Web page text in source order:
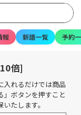
報 新譜一覧 予約
倍]
れるだけでは商品
」ボタンを押すこと
たします。